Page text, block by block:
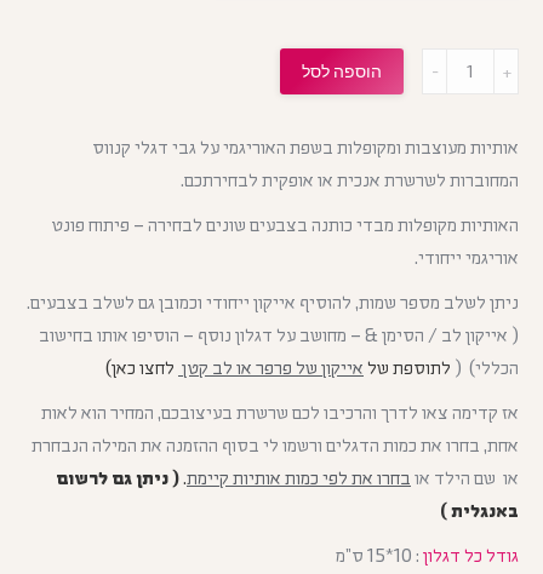
אותיות מעוצבות ומקופלות בשפת האוריגמי על גבי דגלי קנווס
המחוברות לשרשרת אנכית או אופקית לבחירתכם.
האותיות מקופלות מבדי כותנה בצבעים שונים לבחירה – פיתוח פונט
אוריגמי ייחודי.
ניתן לשלב מספר שמות, להוסיף אייקון ייחודי וכמובן גם לשלב בצבעים.
( אייקון לב / הסימן & – מחושב על דגלון נוסף – הוסיפו אותו בחישוב
הכללי) ( לתוספת של אייקון של פרפר או לב קטן לחצו כאן)
אז קדימה צאו לדרך והרכיבו לכם שרשרת בעיצובכם, המחיר הוא לאות
אחת, בחרו את כמות הדגלים ורשמו לי בסוף ההזמנה את המילה הנבחרת
או שם הילד או בחרו את לפי כמות אותיות קיימת.( ניתן גם לרשום
באנגלית )
גודל כל דגלון : 10*15 ס”מ
הוספה לסל